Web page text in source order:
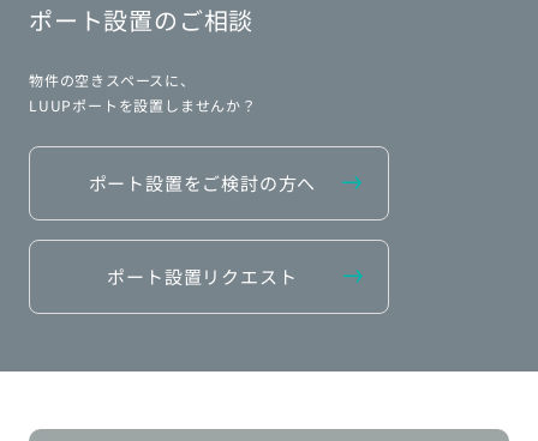
ポート設置のご相談
物件の空きスペースに、
LUUPポートを設置しませんか？
ポート設置をご検討の方へ
ポート設置リクエスト